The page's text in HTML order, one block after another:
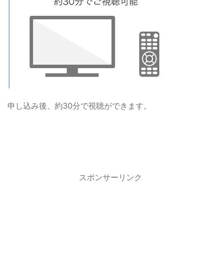
申し込み後、約30分で視聴ができます。
スポンサーリンク